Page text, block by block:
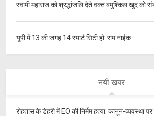
स्वामी महाराज को श्रद्धांजलि देते वक्त बमुश्किल खुद को
यूपी में 13 की जगह 14 स्मार्ट सिटी हो: राम नाईक
नयी खबर
रोहतास के डेहरी में EO की निर्मम हत्या: कानून-व्यवस्था